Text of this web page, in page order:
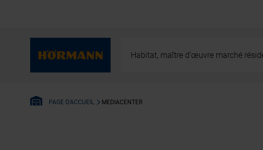
Habitat, maître d’œuvre marché
PAGE D'ACCUEIL MEDIACENTER